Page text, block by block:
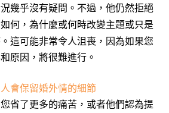
幾乎沒有疑問。不過，他仍然拒絕
何，為什麼或何時改變主題或只是
這可能非常令人沮喪，因為如果您
原因，將很難進行。
會保留婚外情的細節
省了更多的痛苦，或者他們認為提